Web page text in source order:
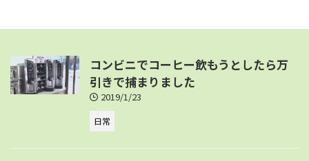
コンビニでコーヒー飲もうとしたら万
引きで捕まりました
2019/1/23
日常